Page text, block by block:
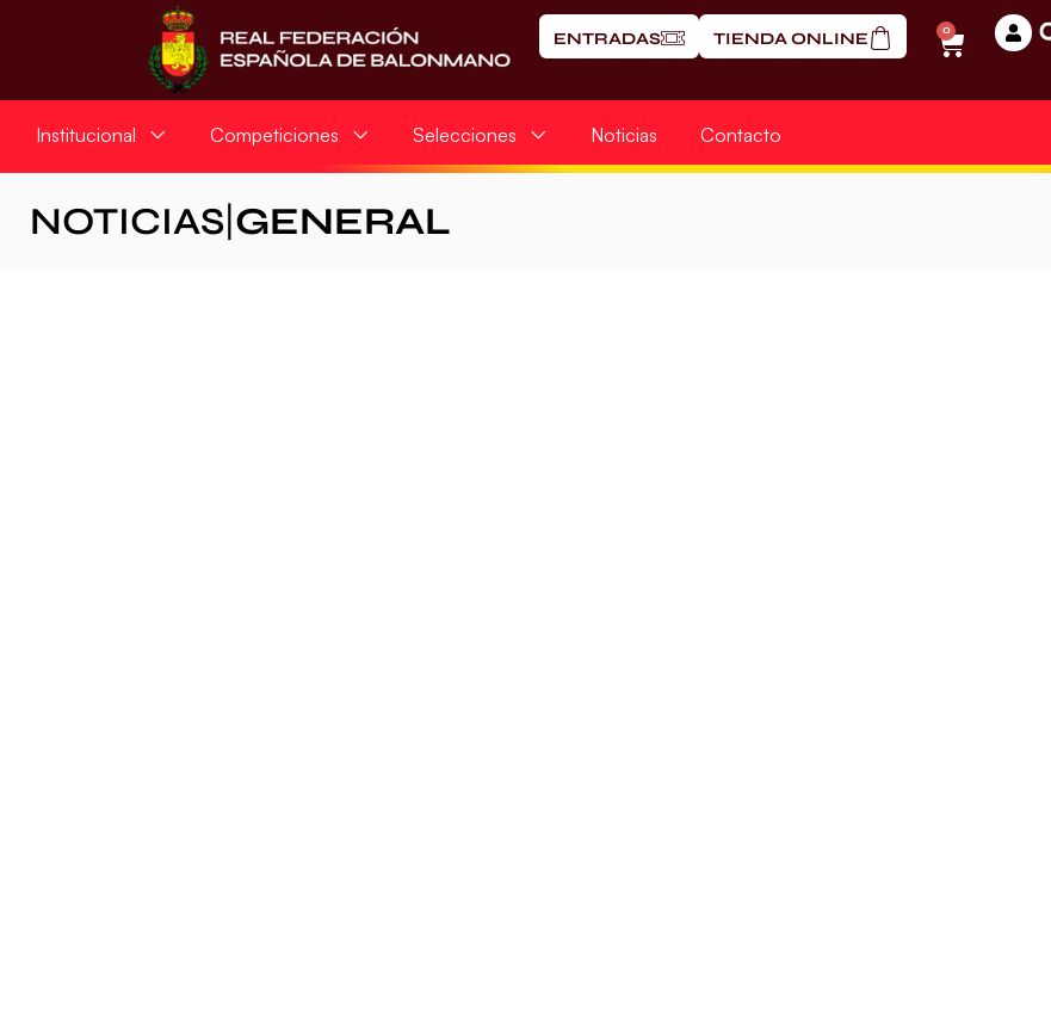
ENTRADAS TIENDA ONLINE 0
Institucional Competiciones Selecciones Noticias Contacto
NOTICIAS GENERAL